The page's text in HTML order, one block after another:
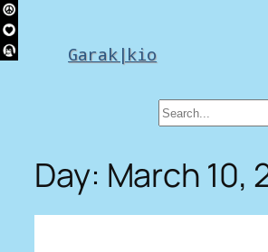
Skip
to
content Garak|kio
Search
Day: March 10,